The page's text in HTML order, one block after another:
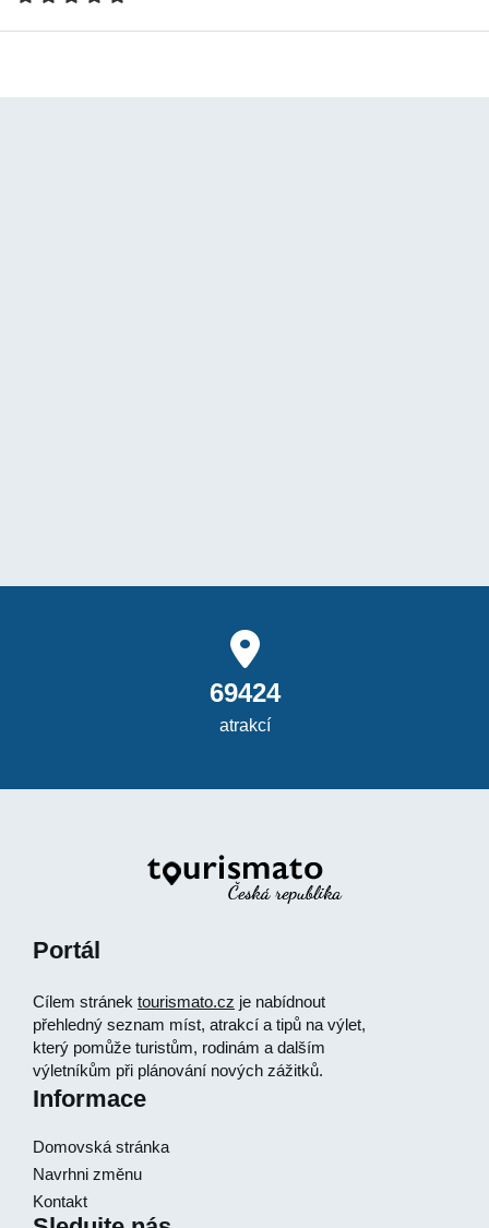
69424
atrakcí
Portál
Cílem stránek tourismato.cz je nabídnout
přehledný seznam míst, atrakcí a tipů na výlet,
který pomůže turistům, rodinám a dalším
výletníkům při plánování nových zážitků.
Informace
Domovská stránka
Navrhni změnu
Kontakt